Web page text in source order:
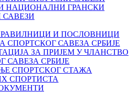
НАЦИОНАЛНИ ГРАНСКИ
САВЕЗИ
И ПОСЛОВНИЦИ
СПОРТСКОГ САВЕЗА СРБИЈЕ
ЗА ПРИЈЕМ У ЧЛАНСТВО
САВЕЗА СРБИЈЕ
СПОРТСKОГ СТАЖА
СПОРТИСТА